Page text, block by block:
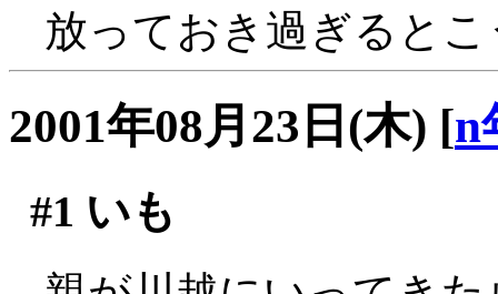
放っておき過ぎると
2001年08月23日(木) [n
#1 いも